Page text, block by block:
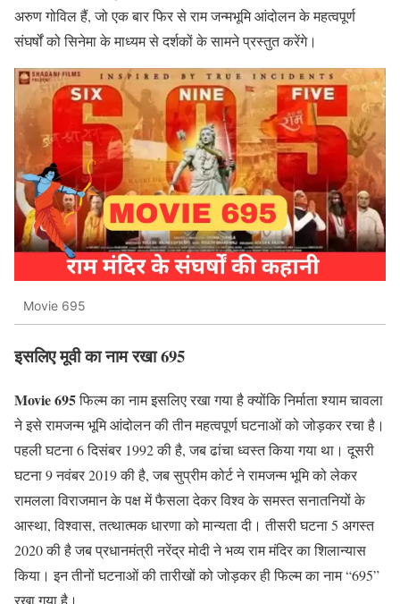
अरुण गोविल हैं, जो एक बार फिर से राम जन्मभूमि आंदोलन के महत्वपूर्ण
संघर्षों को सिनेमा के माध्यम से दर्शकों के सामने प्रस्तुत करेंगे।
Movie 695
इसलिए मूवी का नाम रखा 695
Movie 695फिल्म का नाम इसलिए रखा गया है क्योंकि निर्माता श्याम चावला
ने इसे रामजन्म भूमि आंदोलन की तीन महत्वपूर्ण घटनाओं को जोड़कर रचा है।
पहली घटना 6 दिसंबर 1992 की है, जब ढांचा ध्वस्त किया गया था। दूसरी
घटना 9 नवंबर 2019 की है, जब सुप्रीम कोर्ट ने रामजन्म भूमि को लेकर
रामलला विराजमान के पक्ष में फैसला देकर विश्व के समस्त सनातनियों के
आस्था, विश्वास, तत्थात्मक धारणा को मान्यता दी। तीसरी घटना 5 अगस्त
2020 की है जब प्रधानमंत्री नरेंद्र मोदी ने भव्य राम मंदिर का शिलान्यास
किया। इन तीनों घटनाओं की तारीखों को जोड़कर ही फिल्म का नाम “695”
रखा गया है।